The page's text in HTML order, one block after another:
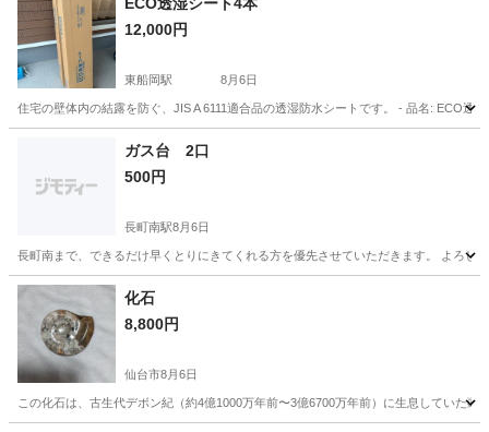
12,000円
東船岡駅 8月6日
住宅の壁体内の結露を防ぐ、JIS A 6111適合品の透湿防水シートです。 - 品名: ECO透
東船岡駅
ガス台 2口
500円
長町南駅8月6日
長町南まで、できるだけ早くとりにきてくれる方を優先させていただきます。 よろ
宮城 仙台市 長町南駅
化石
8,800円
仙台市8月6日
この化石は、古生代デボン紀（約4億1000万年前〜3億6700万年前）に生息していた頭